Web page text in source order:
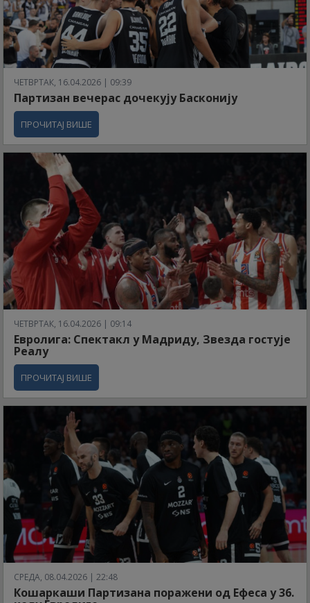
ЧЕТВРТАК, 16.04.2026 | 09:39
Партизан вечерас дочекују Басконију
ПРОЧИТАЈ ВИШЕ
ЧЕТВРТАК, 16.04.2026 | 09:14
Евролига: Спектакл у Мадриду, Звезда гостује
Реалу
ПРОЧИТАЈ ВИШЕ
СРЕДА, 08.04.2026 | 22:48
Кошаркаши Партизана поражени од Ефеса у 36.